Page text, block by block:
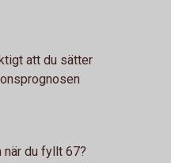
att du sätter
du fyllt 67?